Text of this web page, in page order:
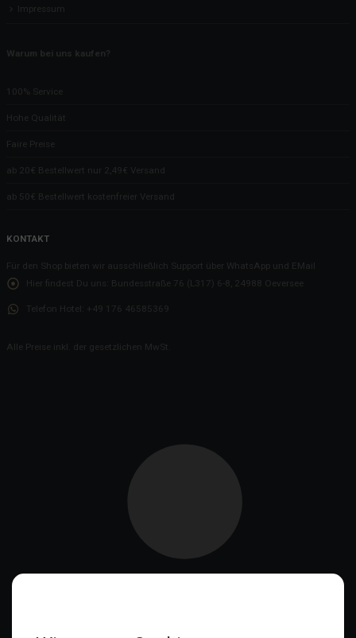
Impressum
Warum bei uns kaufen?
100% Service
Hohe Qualität
Faire Preise
ab 20€ Bestellwert nur 2,49€ Versand
ab 50€ Bestellwert kostenfreier Versand
KONTAKT
Für den Shop bieten wir ausschließlich Support über WhatsApp und EMail
Hier findest Du uns:
Bundesstraße 76 (L317) 6-8, 24988 Oeversee
Telefon Hotel: +49 176 46585369
Alle Preise inkl. der gesetzlichen MwSt.